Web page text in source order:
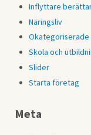
Inflyttare
Näringsliv
Okategoriserade
Skola och
Slider
Starta företag
Meta